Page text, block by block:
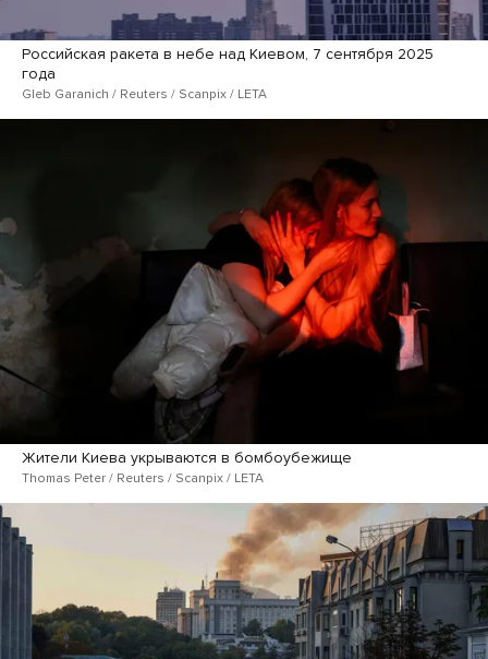
Российская ракета в небе над Киевом, 7 сентября 2025
года
Gleb Garanich / Reuters / Scanpix / LETA
Жители Киева укрываются в бомбоубежище
Thomas Peter / Reuters / Scanpix / LETA